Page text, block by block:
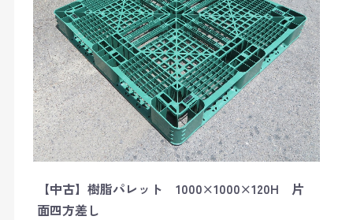
【中古】樹脂パレット 1000×1000×120H 片
面四方差し